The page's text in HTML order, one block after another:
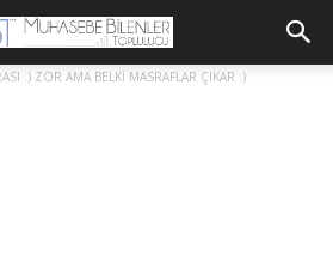
:) ZOR AMA BELKİ MASRAFLAR ÇIKAR :)